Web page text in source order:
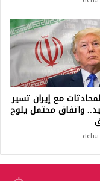
مع إيران تسير
واتفاق محتمل يلوح